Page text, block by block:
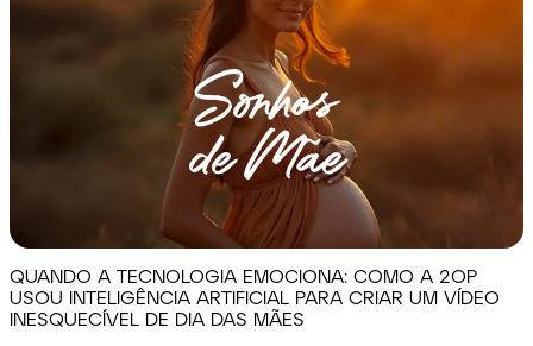
QUANDO A TECNOLOGIA EMOCIONA: COMO A 2OP
USOU INTELIGÊNCIA ARTIFICIAL PARA CRIAR UM VÍDEO
INESQUECÍVEL DE DIA DAS MÃES